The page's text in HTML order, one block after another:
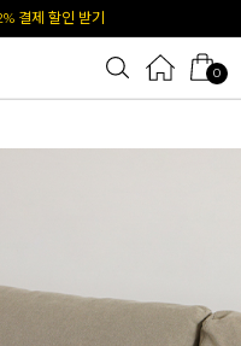
즉시 할인 쿠폰
0